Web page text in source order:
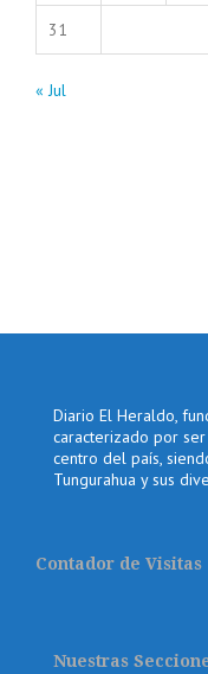
31
« Jul
Diario El Heraldo,
caracterizado por
centro del país,
Tungurahua y sus
Contador de Visitas
Nuestras